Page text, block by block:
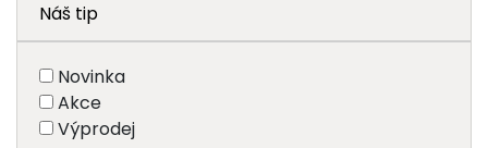
Náš tip
Novinka
Akce
Výprodej